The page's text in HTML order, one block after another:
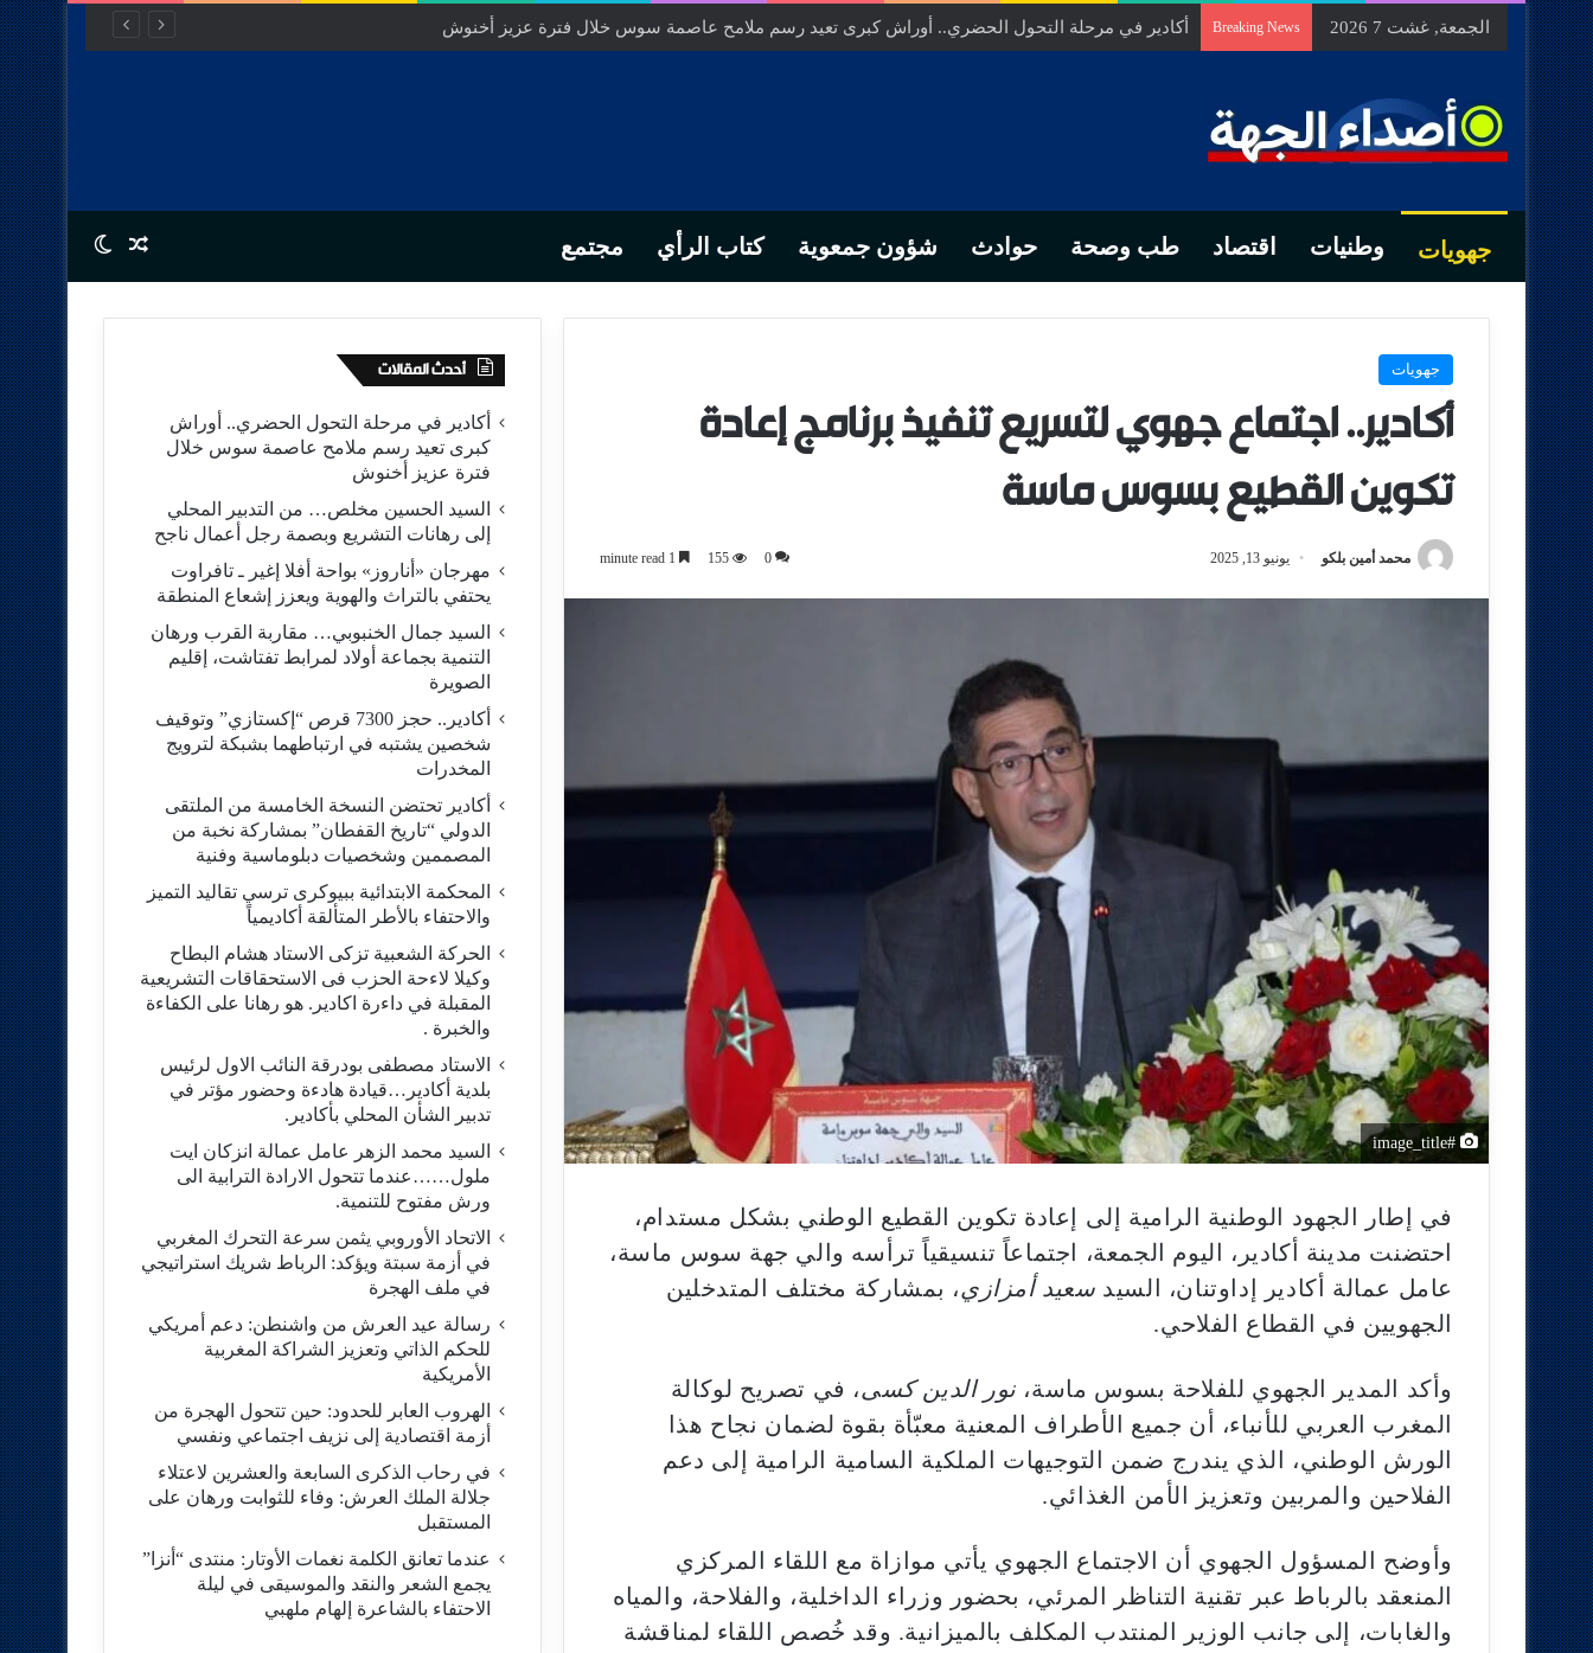
الجمعة, غشت 7 2026 Breaking News أكادير في مرحلة التحول الحضري.. أوراش كبرى تعيد رسم ملامح عاصمة سوس خلال فترة عزيز أخنوش
جهويات وطنيات اقتصاد طب وصحة حوادث شؤون جمعوية كتاب الرأي مجتمع Random Article
Switch skin
جهويات
أكادير.. اجتماع جهوي لتسريع تنفيذ برنامج إعادة
تكوين القطيع بسوس ماسة
محمد أمين بلكو يونيو 13, 2025 0
155
#image_title
في إطار الجهود الوطنية الرامية إلى إعادة تكوين القطيع الوطني بشكل مستدام،
احتضنت مدينة أكادير، اليوم الجمعة، اجتماعاً تنسيقياً ترأسه والي جهة سوس ماسة،
عامل عمالة أكادير إداوتنان، السيد سعيد أمزازي، بمشاركة مختلف المتدخلين
الجهويين في القطاع الفلاحي.
وأكد المدير الجهوي للفلاحة بسوس ماسة، نور الدين كسى، في تصريح لوكالة
المغرب العربي للأنباء، أن جميع الأطراف المعنية معبّأة بقوة لضمان نجاح هذا
الورش الوطني، الذي يندرج ضمن التوجيهات الملكية السامية الرامية إلى دعم
الفلاحين والمربين وتعزيز الأمن الغذائي.
وأوضح المسؤول الجهوي أن الاجتماع الجهوي يأتي موازاة مع اللقاء المركزي
المنعقد بالرباط عبر تقنية التناظر المرئي، بحضور وزراء الداخلية، والفلاحة، والمياه
والغابات، إلى جانب الوزير المنتدب المكلف بالميزانية. وقد خُصص اللقاء لمناقشة
أحدث المقالات
أكادير في مرحلة التحول الحضري.. أوراش
كبرى تعيد رسم ملامح عاصمة سوس خلال
فترة عزيز أخنوش
السيد الحسين مخلص… من التدبير المحلي
إلى رهانات التشريع وبصمة رجل أعمال ناجح
مهرجان «أناروز» بواحة أفلا إغير ـ تافراوت
يحتفي بالتراث والهوية ويعزز إشعاع المنطقة
السيد جمال الخنبوبي… مقاربة القرب ورهان
التنمية بجماعة أولاد لمرابط تفتاشت، إقليم
الصويرة
أكادير.. حجز 7300 قرص “إكستازي” وتوقيف
شخصين يشتبه في ارتباطهما بشبكة لترويج
المخدرات
أكادير تحتضن النسخة الخامسة من الملتقى
الدولي “تاريخ القفطان” بمشاركة نخبة من
المصممين وشخصيات دبلوماسية وفنية
المحكمة الابتدائية ببيوكرى ترسي تقاليد التميز
والاحتفاء بالأطر المتألقة أكاديمياً
الحركة الشعبية تزكى الاستاد هشام البطاح
وكيلا لاءحة الحزب فى الاستحقاقات التشريعية
المقبلة في داءرة اكادير. هو رهانا على الكفاءة
والخبرة .
الاستاد مصطفى بودرقة النائب الاول لرئيس
بلدية أكادير…قيادة هادءة وحضور مؤتر في
تدبير الشأن المحلي بأكادير.
السيد محمد الزهر عامل عمالة انزكان ايت
ملول……عندما تتحول الارادة الترابية الى
ورش مفتوح للتنمية.
الاتحاد الأوروبي يثمن سرعة التحرك المغربي
في أزمة سبتة ويؤكد: الرباط شريك استراتيجي
في ملف الهجرة
رسالة عيد العرش من واشنطن: دعم أمريكي
للحكم الذاتي وتعزيز الشراكة المغربية
الأمريكية
​الهروب العابر للحدود: حين تتحول الهجرة من
أزمة اقتصادية إلى نزيف اجتماعي ونفسي
في رحاب الذكرى السابعة والعشرين لاعتلاء
جلالة الملك العرش: وفاء للثوابت ورهان على
المستقبل
​عندما تعانق الكلمة نغمات الأوتار: منتدى “أنزا”
يجمع الشعر والنقد والموسيقى في ليلة
الاحتفاء بالشاعرة إلهام ملهبي